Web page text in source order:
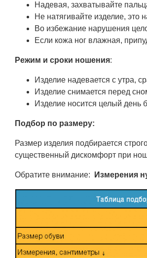
Надевая, захватывайте
Не натягивайте изделие, это
Во избежание нарушения
Если кожа ног влажная,
Режим и сроки ношения:
Изделие надевается с утра,
Изделие снимается перед
Изделие носится целый день
Подбор по размеру:
Размер изделия подбирается
существенный дискомфорт при
Обратите внимание: Измерения